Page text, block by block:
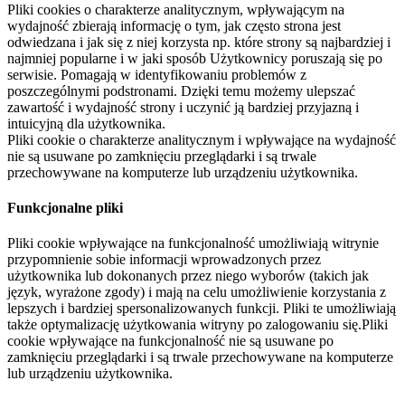
Pliki cookies o charakterze analitycznym, wpływającym na
wydajność zbierają informację o tym, jak często strona jest
odwiedzana i jak się z niej korzysta np. które strony są najbardziej i
najmniej popularne i w jaki sposób Użytkownicy poruszają się po
serwisie. Pomagają w identyfikowaniu problemów z
poszczególnymi podstronami. Dzięki temu możemy ulepszać
zawartość i wydajność strony i uczynić ją bardziej przyjazną i
intuicyjną dla użytkownika.
Pliki cookie o charakterze analitycznym i wpływające na wydajność
nie są usuwane po zamknięciu przeglądarki i są trwale
przechowywane na komputerze lub urządzeniu użytkownika.
Funkcjonalne pliki
Pliki cookie wpływające na funkcjonalność umożliwiają witrynie
przypomnienie sobie informacji wprowadzonych przez
użytkownika lub dokonanych przez niego wyborów (takich jak
język, wyrażone zgody) i mają na celu umożliwienie korzystania z
lepszych i bardziej spersonalizowanych funkcji. Pliki te umożliwiają
także optymalizację użytkowania witryny po zalogowaniu się.Pliki
cookie wpływające na funkcjonalność nie są usuwane po
zamknięciu przeglądarki i są trwale przechowywane na komputerze
lub urządzeniu użytkownika.